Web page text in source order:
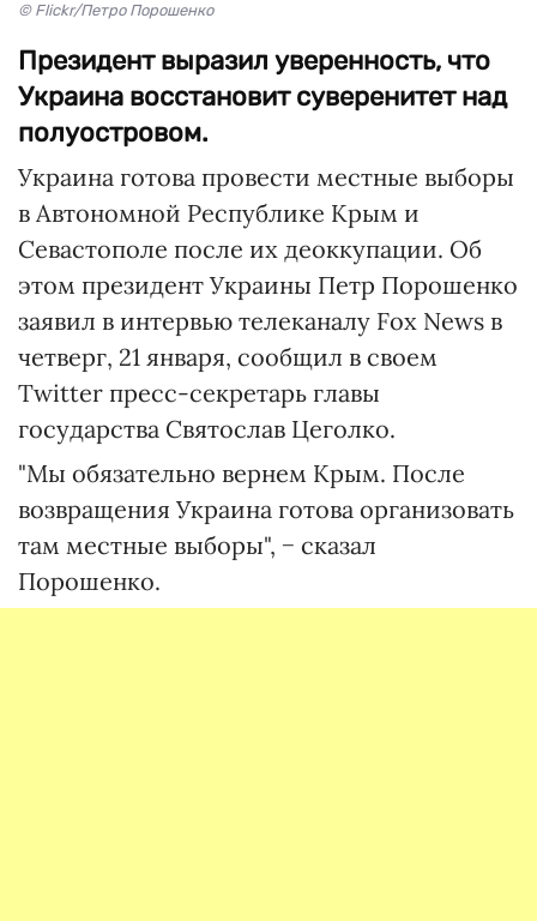
© Flickr/Петро Порошенко
Президент выразил уверенность, что
Украина восстановит суверенитет над
полуостровом.
Украина готова провести местные выборы
в Автономной Республике Крым и
Севастополе после их деоккупации. Об
этом президент Украины Петр Порошенко
заявил в интервью телеканалу Fox News в
четверг, 21 января, сообщил в своем
Twitter пресс-секретарь главы
государства Святослав Цеголко.
"Мы обязательно вернем Крым. После
возвращения Украина готова организовать
там местные выборы", − сказал
Порошенко.